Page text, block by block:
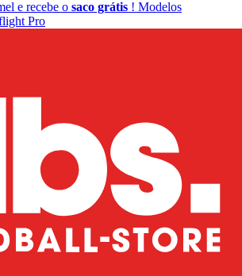
e recebe o saco grátis ! Modelos
Pro